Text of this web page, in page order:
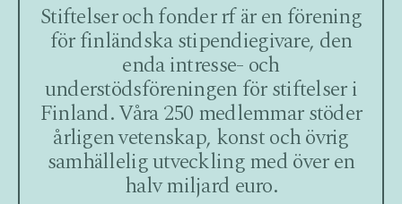
Stiftelser och fonder rf är en förening
för finländska stipendiegivare, den
enda intresse- och
understödsföreningen för stiftelser i
Finland. Våra 250 medlemmar stöder
årligen vetenskap, konst och övrig
samhällelig utveckling med över en
halv miljard euro.